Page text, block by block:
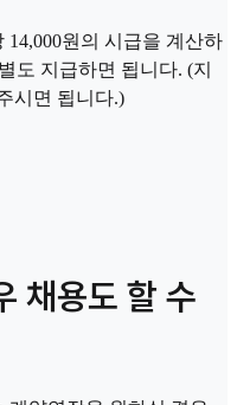
14,000원의 시급을 계산하
도 지급하면 됩니다. (지
시면 됩니다.)
채용도 할 수